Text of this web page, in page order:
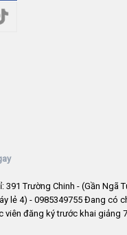
Trường Chinh - (Gần Ngã
lẻ 4) - 0985349755 Đang có
viên đăng ký trước khai giảng